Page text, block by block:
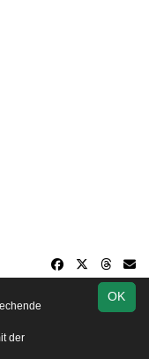
Datenschutz
OK
der